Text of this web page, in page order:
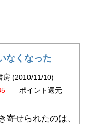
なくなった
房 (2010/11/10)
ポイント還元
寄せられたのは、